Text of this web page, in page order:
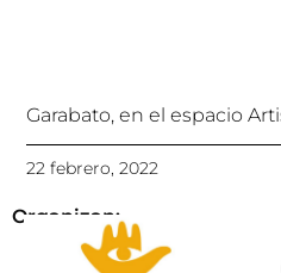
Garabato, en el espacio
22 febrero, 2022
Organizan: